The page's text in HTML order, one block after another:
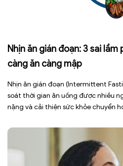
Nhịn ăn gián đoạn: 3 sai
càng ăn càng mập
Nhịn ăn gián đoạn (Intermittent
soát thời gian ăn uống được nhiều
nặng và cải thiện sức khỏe chuyển
sức, mất cơ […]